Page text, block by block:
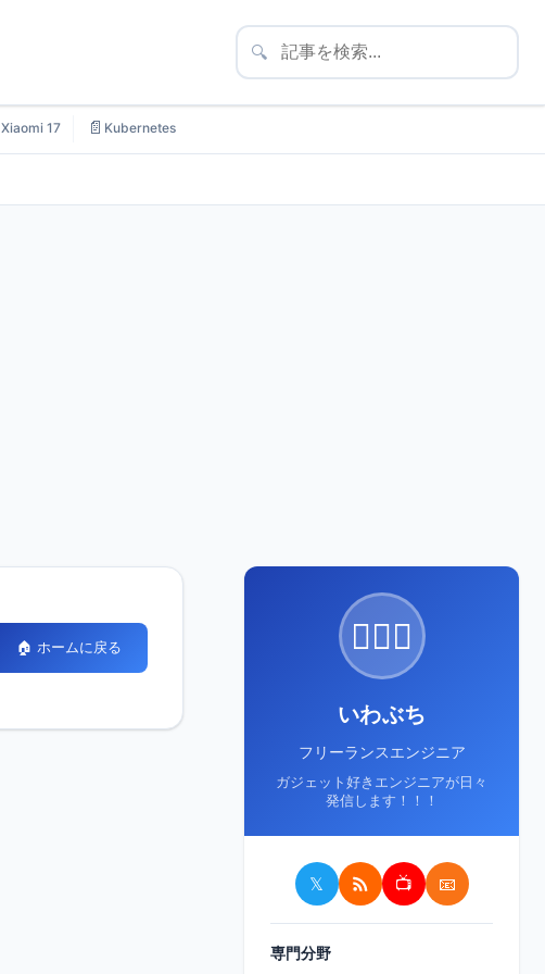
🔍
Xiaomi 17 📄 Kubernetes
🏠 ホームに戻る 🙋🏻‍♂️
いわぶち
フリーランスエンジニア
ガジェット好きエンジニアが日々
発信します！！！
𝕏 📺 📧
専門分野